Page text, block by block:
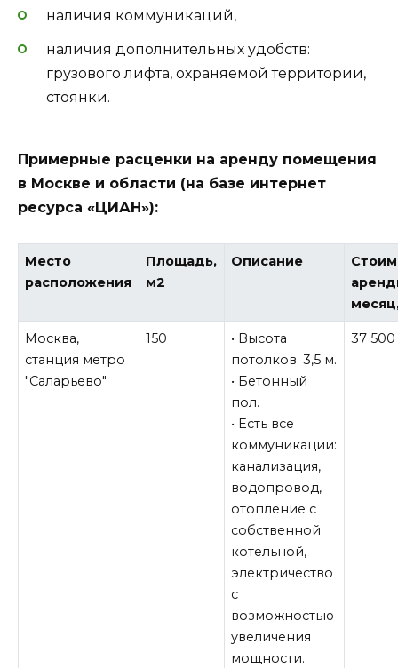
наличия коммуникаций,
наличия дополнительных удобств:
грузового лифта, охраняемой территории,
стоянки.
Примерные расценки на аренду помещения
в Москве и области (на базе интернет
ресурса «ЦИАН»):
Место
расположения
Площадь,
м2
Описание
Москва,
станция метро
"Саларьево"
150
• Высота
потолков: 3,5 м.
• Бетонный
пол.
• Есть все
коммуникации:
канализация,
водопровод,
отопление с
собственной
котельной,
электричество
с
возможностью
увеличения
мощности.
37 500